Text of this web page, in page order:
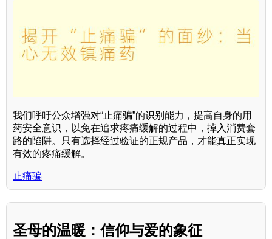
我们呼吁公众增强对“止痛骗”的识别能力，提高自身的用
药安全意识，以免在追求疼痛缓解的过程中，掉入消费套
路的陷阱。只有选择经过验证的正规产品，才能真正实现
有效的疼痛缓解。
止痛骗
圣母的温暖：信仰与爱的象征